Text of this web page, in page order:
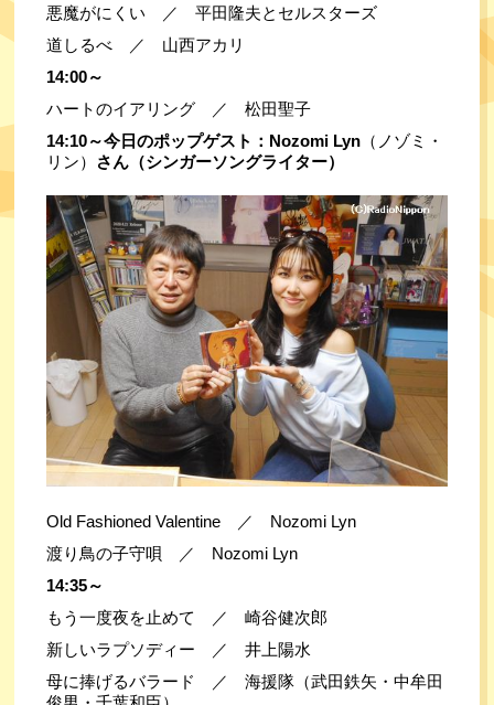
悪魔がにくい　／　平田隆夫とセルスターズ
道しるべ　／　山西アカリ
14:00～
ハートのイアリング　／　松田聖子
14:10～今日のポップゲスト：Nozomi Lyn（ノゾミ・
リン）
さん（シンガーソングライター）
Old Fashioned Valentine　／　Nozomi Lyn
渡り鳥の子守唄　／　Nozomi Lyn
14:35～
もう一度夜を止めて　／　崎谷健次郎
新しいラプソディー　／　井上陽水
母に捧げるバラード　／　海援隊（武田鉄矢・中牟田